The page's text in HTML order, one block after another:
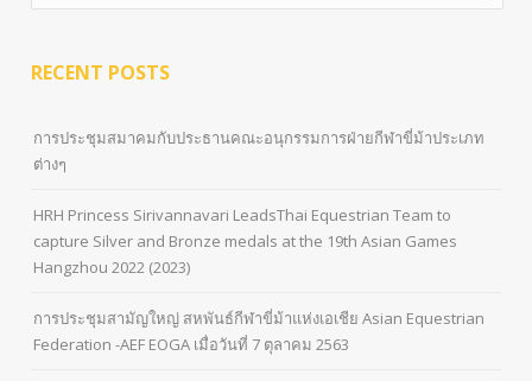
RECENT POSTS
การประชุมสมาคมกับประธานคณะอนุกรรมการฝ่ายกีฬาขี่ม้าประเภท
ต่างๆ
HRH Princess Sirivannavari LeadsThai Equestrian Team to
capture Silver and Bronze medals at the 19th Asian Games
Hangzhou 2022 (2023)
การประชุมสามัญใหญ่ สหพันธ์กีฬาขี่ม้าแห่งเอเชีย Asian Equestrian
Federation -AEF EOGA เมื่อวันที่ 7 ตุลาคม 2563